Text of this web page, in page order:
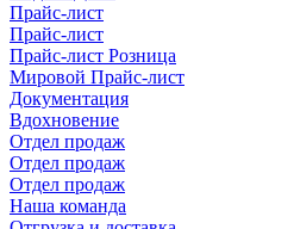
Прайс-лист
Прайс-лист
Прайс-лист Розница
Мировой Прайс-лист
Документация
Вдохновение
Отдел продаж
Отдел продаж
Отдел продаж
Наша команда